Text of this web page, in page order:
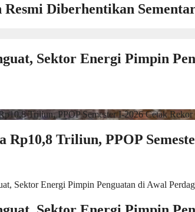
Diberhentikan
Sektor Energi Pimpin
Rp10,8 Triliun, PPOP